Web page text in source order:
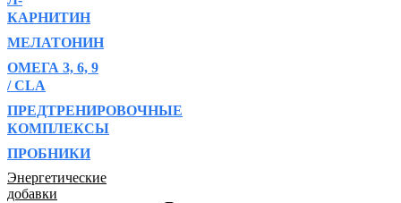
КАРНИТИН
МЕЛАТОНИН
ОМЕГА 3, 6, 9
/ CLA
ПРЕДТРЕНИРОВОЧНЫЕ
КОМПЛЕКСЫ
ПРОБНИКИ
Энергетические
добавки